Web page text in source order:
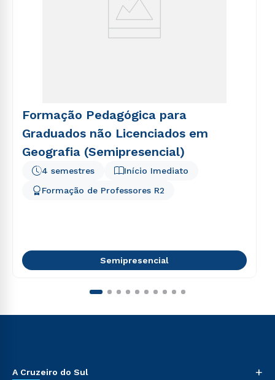
Formação Pedagógica para
Graduados não Licenciados em
Geografia (Semipresencial)
Início Imediato
4 semestres
Formação de Professores R2
Semipresencial
A Cruzeiro do Sul +